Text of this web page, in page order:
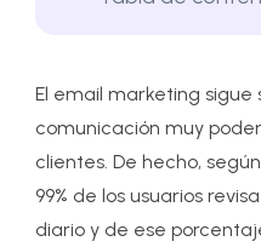
El email marketing sigue
comunicación muy
clientes. De hecho,
99% de los usuarios
diario y de ese